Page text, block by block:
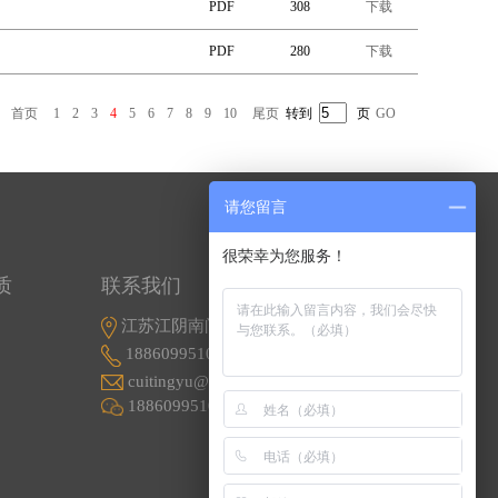
PDF 308 下载
PDF 280 下载
首页 1 2 3 4 5 6 7 8 9 10 尾页 转到 页 GO
联系我们
江苏江阴南闸东盟工业园东盟路5号
18860995107
cuitingyu@email.acrel.cn
18860995107
请您留言
很荣幸为您服务！